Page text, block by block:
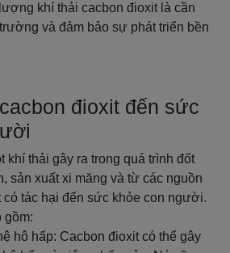
khí thải cacbon đioxit là cần
và đảm bảo sự phát triển bền
đioxit đến sức
khí thải gây ra trong quá trình đốt
sản xuất xi măng và từ các nguồn
có tác hại đến sức khỏe con người.
gồm:
hô hấp: Cacbon đioxit có thể gây